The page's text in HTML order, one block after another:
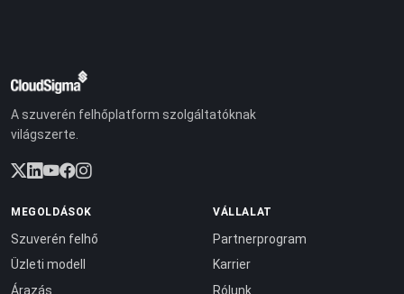
A szuverén felhőplatform szolgáltatóknak
világszerte.
MEGOLDÁSOK
Szuverén felhő
Üzleti modell
Árazás
VÁLLALAT
Partnerprogram
Karrier
Rólunk